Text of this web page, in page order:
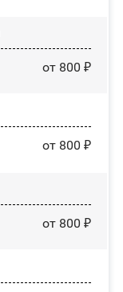
от 800 ₽
от 800 ₽
от 800 ₽